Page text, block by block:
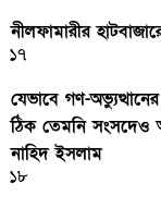
নীলফামারীর
১৭
যেভাবে গণ-
ঠিক তেমনি সংসদেও
নাহিদ ইসলাম
১৮